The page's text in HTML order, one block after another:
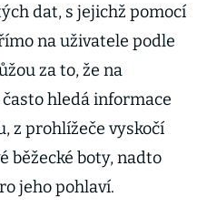
dat, s jejichž pomocí
na uživatele podle
za to, že na
hledá informace
z prohlížeče vyskočí
běžecké boty, nadto
jeho pohlaví.